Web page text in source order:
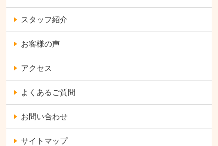
スタッフ紹介
お客様の声
アクセス
よくあるご質問
お問い合わせ
サイトマップ